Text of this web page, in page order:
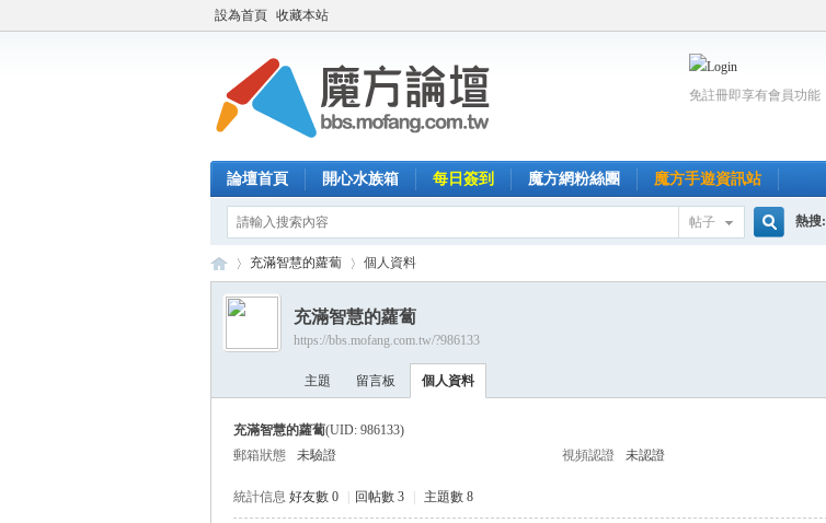
設為首頁 收藏本站
免註冊即享有會員功能
論壇首頁 開心水族箱 每日簽到 魔方網粉絲團 魔方手遊資訊站
帖子 熱搜:
›
充滿智慧的蘿蔔 個人資料
充滿智慧的蘿蔔
https://bbs.mofang.com.tw/?986133
主題 留言板 個人資料
充滿智慧的蘿蔔(UID: 986133)
郵箱狀態
未驗證 視頻認證 未認證
統計信息 好友數 0 回帖數 3 主題數 8